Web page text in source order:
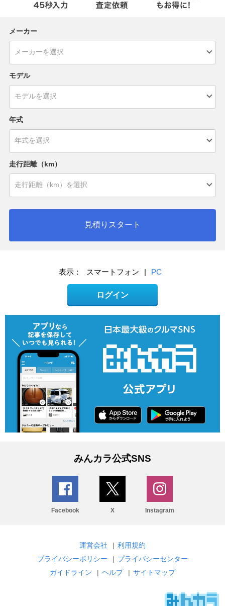
メーカー
モデル
年式
走行距離（km）
見積りスタート
表示： スマートフォン | PC
ログイン
みんカラ公式SNS
Facebook X Instagram
運営会社 | 利用規約
プライバシーポリシー
| プライバシーセンター
ガイドライン
| ヘルプ | サイトマップ